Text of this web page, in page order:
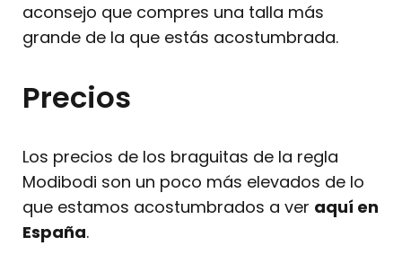
aconsejo que compres una talla más
grande de la que estás acostumbrada.
Precios
Los precios de los braguitas de la regla
Modibodi son un poco más elevados de lo
que estamos acostumbrados a ver aquí en
España.